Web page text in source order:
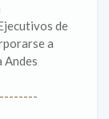
de
a
Andes